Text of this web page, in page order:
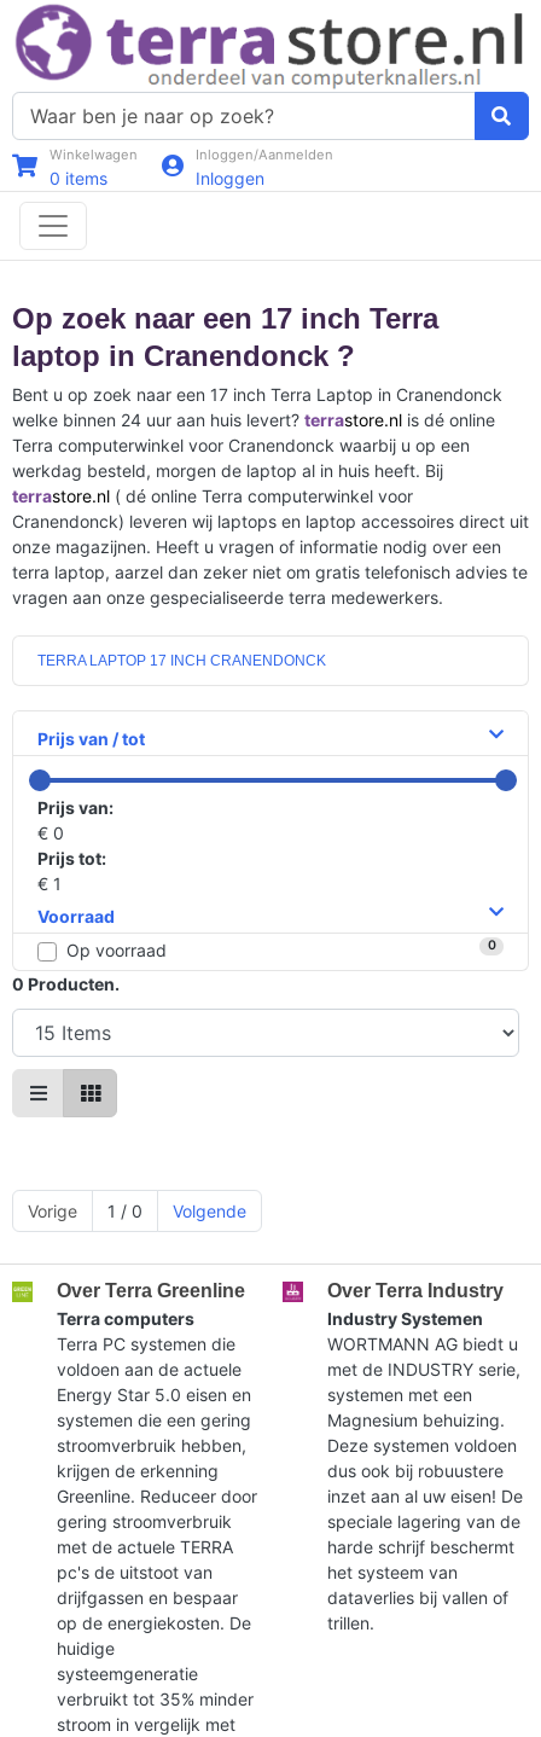
Winkelwagen
0 items
Inloggen/Aanmelden
Inloggen
Op zoek naar een 17 inch Terra
laptop in Cranendonck ?
Bent u op zoek naar een 17 inch Terra Laptop in Cranendonck
welke binnen 24 uur aan huis levert? terrastore.nl is dé online
Terra computerwinkel voor Cranendonck waarbij u op een
werkdag besteld, morgen de laptop al in huis heeft. Bij
terrastore.nl ( dé online Terra computerwinkel voor
Cranendonck) leveren wij laptops en laptop accessoires direct uit
onze magazijnen. Heeft u vragen of informatie nodig over een
terra laptop, aarzel dan zeker niet om gratis telefonisch advies te
vragen aan onze gespecialiseerde terra medewerkers.
TERRA LAPTOP 17 INCH CRANENDONCK
Prijs van / tot
Prijs van:
€ 0
Prijs tot:
€ 1
Voorraad
Op voorraad
0
0 Producten.
Vorige 1 / 0 Volgende
Over Terra Greenline
Terra computers
Terra PC systemen die
voldoen aan de actuele
Energy Star 5.0 eisen en
systemen die een gering
stroomverbruik hebben,
krijgen de erkenning
Greenline. Reduceer door
gering stroomverbruik
met de actuele TERRA
pc's de uitstoot van
drijfgassen en bespaar
op de energiekosten. De
huidige
systeemgeneratie
verbruikt tot 35% minder
stroom in vergelijk met
Over Terra Industry
Industry Systemen
WORTMANN AG biedt u
met de INDUSTRY serie,
systemen met een
Magnesium behuizing.
Deze systemen voldoen
dus ook bij robuustere
inzet aan al uw eisen! De
speciale lagering van de
harde schrijf beschermt
het systeem van
dataverlies bij vallen of
trillen.